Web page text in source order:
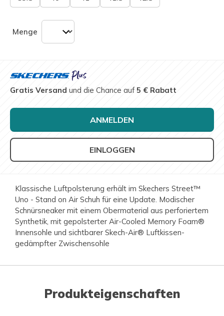
Menge
Gratis Versand und die Chance auf5 € Rabatt
ANMELDEN
EINLOGGEN
Klassische Luftpolsterung erhält im Skechers Street™
Uno - Stand on Air Schuh für eine Update. Modischer
Schnürsneaker mit einem Obermaterial aus perforiertem
Synthetik, mit gepolsterter Air-Cooled Memory Foam®
Innensohle und sichtbarer Skech-Air® Luftkissen-
gedämpfter Zwischensohle
Produkteigenschaften